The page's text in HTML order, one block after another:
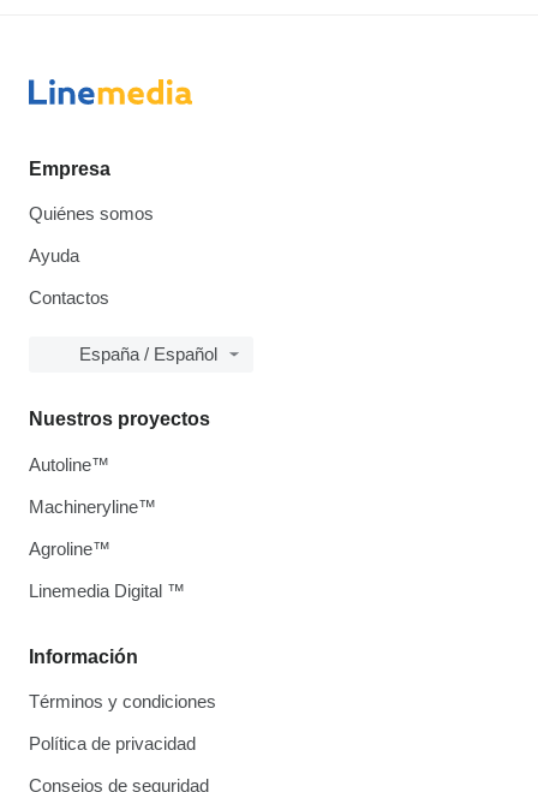
Empresa
Quiénes somos
Ayuda
Contactos
España / Español
Información
Términos y condiciones
Política de privacidad
Consejos de seguridad
Nuestros proyectos
Autoline™
Machineryline™
Agroline™
Linemedia Digital ™